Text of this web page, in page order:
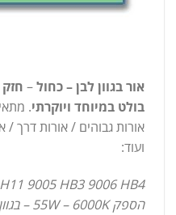
אור בגוון לבן – כחול–
בולט במיוחד ויוקרתי.
אורות גבוהים / אורות דרך /
ועוד:
הספק 55W – 6000K – בגוון לבן